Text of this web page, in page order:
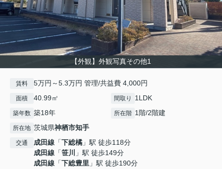
【外観】外観写真その他1
賃料 5万円～5.3万円 管理/共益費 4,000円
面積 40.99㎡ 間取り 1LDK
築年数 築18年 所在階 1階/2階建
所在地 茨城県神栖市知手
交通 成田線 「下総橘 」駅 徒歩118分
成田線 「笹川
」駅 徒歩149分
成田線 「下総豊里 」駅 徒歩190分